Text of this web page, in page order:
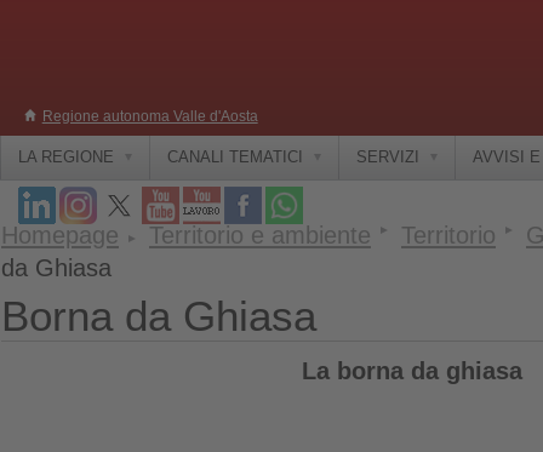
Regione autonoma Valle d'Aosta
LA REGIONE CANALI TEMATICI SERVIZI AVVISI
Homepage Territorio e ambiente Territorio
da Ghiasa
Borna da Ghiasa
La borna da ghiasa